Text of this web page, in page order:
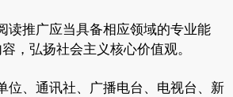
读推广应当具备相应领域的专业能
，弘扬社会主义核心价值观。
位、通讯社、广播电台、电视台、新